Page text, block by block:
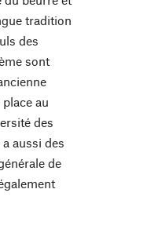
tradition
des
sont
au
des
aussi des
de